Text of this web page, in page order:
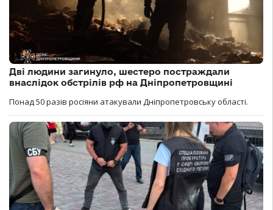
Дві людини загинуло, шестеро постраждали
внаслідок обстрілів рф на Дніпропетровщині
Понад 50 разів росіяни атакували Дніпропетровську області.